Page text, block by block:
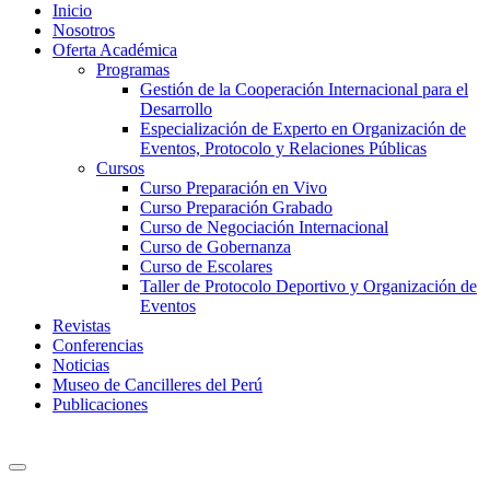
Inicio
Nosotros
Oferta Académica
Programas
Gestión de la Cooperación Internacional para el
Desarrollo
Especialización de Experto en Organización de
Eventos, Protocolo y Relaciones Públicas
Cursos
Curso Preparación en Vivo
Curso Preparación Grabado
Curso de Negociación Internacional
Curso de Gobernanza
Curso de Escolares
Taller de Protocolo Deportivo y Organización de
Eventos
Revistas
Conferencias
Noticias
Museo de Cancilleres del Perú
Publicaciones